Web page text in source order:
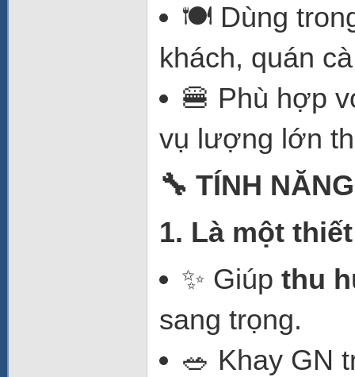
🍽️ Dùng
khách, quán
🍔 Phù hợp
vụ lượng lớn
🔧 TÍNH
1. Là một
✨ Giúp thu
sang trọng.
🥗 Khay GN